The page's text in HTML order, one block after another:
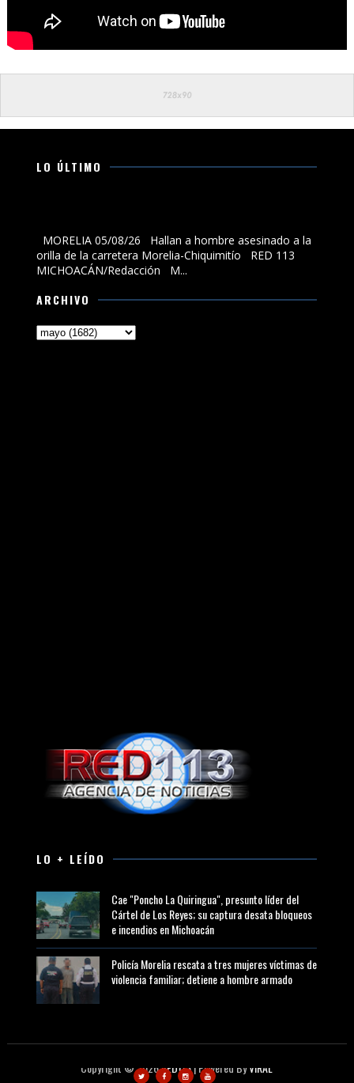
LO ÚLTIMO
MORELIA 05/08/26 Hallan a hombre asesinado a la
orilla de la carretera Morelia-Chiquimitío RED 113
MICHOACÁN/Redacción M...
ARCHIVO
LO + LEÍDO
Cae "Poncho La Quiringua", presunto líder del
Cártel de Los Reyes; su captura desata bloqueos
e incendios en Michoacán
Policía Morelia rescata a tres mujeres víctimas de
violencia familiar; detiene a hombre armado
Copyright ©2026RED113| Powered ByVIRAL